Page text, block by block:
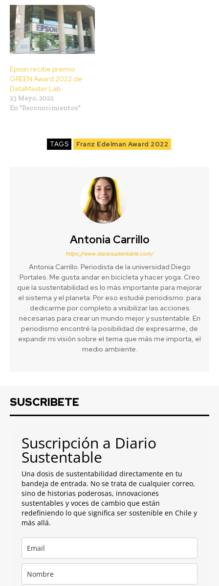
Epson recibe premio
GREEN Award 2022 de
DataMaster Lab
23 Mayo, 2022
En "Reconocimientos"
TAGS Franz Edelman Award 2022
Antonia Carrillo
https://www.diariosustentable.com/
Antonia Carrillo. Periodista de la universidad Diego
Portales. Me gusta andar en bicicleta y hacer yoga. Creo
que la sustentabilidad es lo más importante para mejorar
el sistema y el planeta. Por eso estudié periodismo: para
dedicarme por completo a visibilizar las acciones
necesarias para crear un mundo mejor y sustentable. En
periodismo encontré la posibilidad de expresarme, de
expandir mi visión sobre el tema que más me importa, el
medio ambiente.
SUSCRIBETE
Suscripción a Diario
Sustentable
Una dosis de sustentabilidad directamente en tu
bandeja de entrada. No se trata de cualquier correo,
sino de historias poderosas, innovaciones
sustentables y voces de cambio que están
redefiniendo lo que significa ser sostenible en Chile y
más allá.